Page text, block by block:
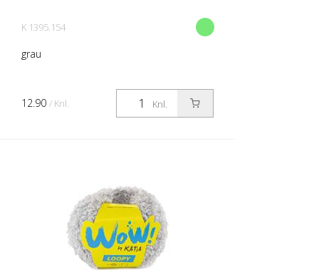
K 1395.154
grau
Knl.
12.90 / Knl.